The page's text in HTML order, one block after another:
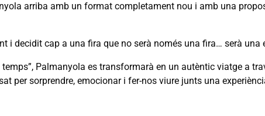
arriba amb un format completament nou i amb una
i decidit cap a una fira que no serà només una fira… serà una
temps”, Palmanyola es transformarà en un autèntic viatge a
per sorprendre, emocionar i fer-nos viure junts una